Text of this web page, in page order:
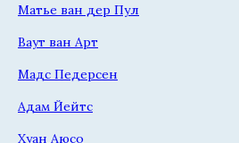
Матье ван дер Пул
Ваут ван Арт
Мадс Педерсен
Адам Йейтс
Хуан Аюсо